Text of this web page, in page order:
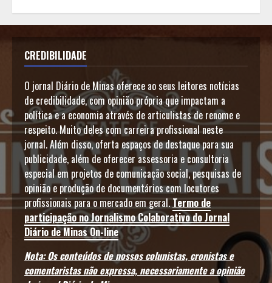
CREDIBILIDADE
O jornal Diário de Minas oferece ao seus leitores notícias
de credibilidade, com opinião própria que impactam a
política e a economia através de articulistas de renome e
respeito. Muito deles com carreira profissional neste
jornal. Além disso, oferta espaços de destaque para sua
publicidade, além de oferecer assessoria e consultoria
especial em projetos de comunicação social, pesquisas de
opinião e produção de documentários com locutores
profissionais para o mercado em geral.Termo de
participação no Jornalismo Colaborativo do Jornal
Diário de Minas On-line
Nota: Os conteúdos de nossos colunistas, cronistas e
comentaristas não expressa, necessariamente a opinião